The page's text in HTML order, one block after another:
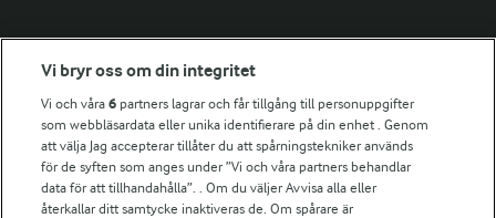
Fler Arlasajter
För ägare
Arlas kundportal
Arla.com
Falbygdens Ost
Vi bryr oss om din integritet
Vi och våra6 partners lagrar och får tillgång till personuppgifter
som webbläsardata eller unika identifierare på din enhet . Genom
att välja Jag accepterar tillåter du att spårningstekniker används
för de syften som anges under ”Vi och våra partners behandlar
data för att tillhandahålla”. . Om du väljer Avvisa alla eller
återkallar ditt samtycke inaktiveras de. Om spårare är